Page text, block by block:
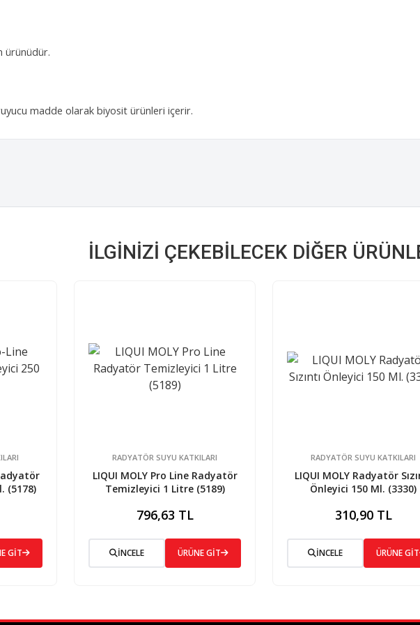
ürünüdür.
madde olarak biyosit ürünleri içerir.
İLGINIZI ÇEKEBILECEK DIĞER
(5178)
GİT
RADYATÖR SUYU KATKILARI
LIQUI MOLY Pro Line Radyatör
Temizleyici 1 Litre (5189)
796,63 TL
İNCELE ÜRÜNE GİT
RADYATÖR SUYU KATKILARI
LIQUI MOLY Radyatör
Önleyici 150 Ml. (3330)
310,90 TL
İNCELE ÜRÜNE GİT